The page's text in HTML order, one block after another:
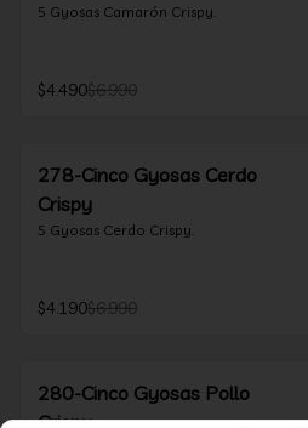
5 Gyosas Camarón Crispy.
$4.490$6.990
278-Cinco Gyosas Cerdo
Crispy
5 Gyosas Cerdo Crispy.
$4.190$6.990
280-Cinco Gyosas Pollo
Crispy